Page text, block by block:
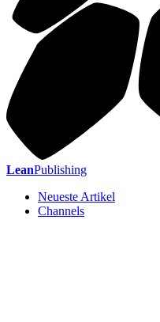
LeanPublishing
Neueste Artikel
Channels